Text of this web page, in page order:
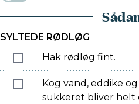
SYLTEDE RØDLØG
Hak rødløg fint.
Kog vand, eddike
sukkeret bliver helt